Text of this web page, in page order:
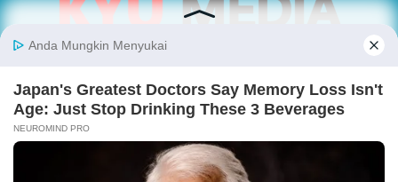
Kabarbaru.co menyajikan berita aktual dan
inspiratif dari sudut pandang berbaik sangka